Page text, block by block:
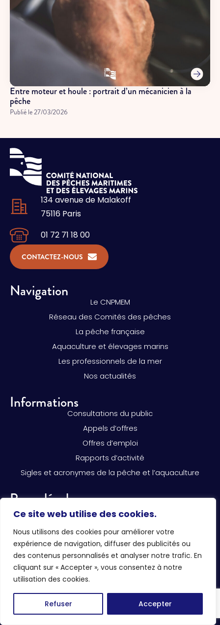
Ce site web utilise des cookies.
Nous utilisons des cookies pour améliorer votre
expérience de navigation, diffuser des publicités ou
des contenus personnalisés et analyser notre trafic. En
cliquant sur « Accepter », vous consentez à notre
utilisation des cookies.
Refuser Accepter
Entre moteur et houle : portrait d’un mécanicien à la
pêche
Publié le27/03/2026
134 avenue de Malakoff
75116 Paris
01 72 71 18 00
CONTACTEZ-NOUS
Navigation
Le CNPMEM
Réseau des Comités des pêches
La pêche française
Aquaculture et élevages marins
Les professionnels de la mer
Nos actualités
Informations
Consultations du public
Appels d’offres
Offres d’emploi
Rapports d’activité
Sigles et acronymes de la pêche et l’aquaculture
Pages légales
Mentions légales
Règlement intérieur du CNPMEM
Règlementation de la pêche
Réseaux sociaux